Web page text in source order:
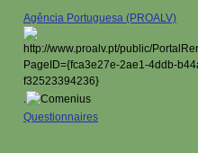
Agência Portuguesa (PROALV)
.
Questionnaires